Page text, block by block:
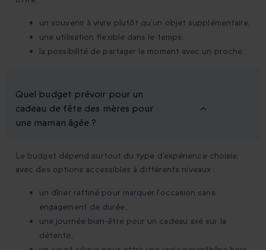
un souvenir à vivre plutôt qu’un objet supplémentaire,
une utilisation flexible dans le temps,
la possibilité de partager le moment avec un proche.
Quel budget prévoir pour un
cadeau de fête des mères pour
une maman âgée ?
Le budget dépend surtout du type d’expérience choisie,
avec des options accessibles à différents niveaux :
un dîner raffiné pour marquer l’occasion sans
engagement de durée,
une journée bien-être pour un cadeau axé sur la
détente,